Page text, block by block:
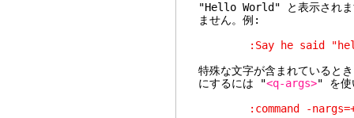
"Hello World" と表示されま
ません。例:
:Say he said
特殊な文字が含まれていると
にするには "<q-args>" を使
:command -nargs=+